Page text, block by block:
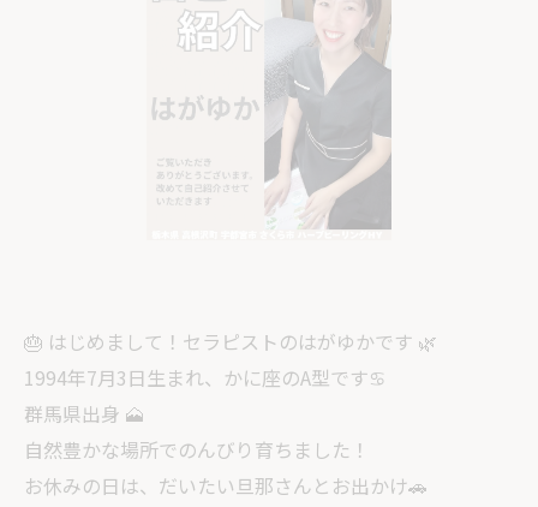
🎂 はじめまして！セラピストのはがゆかです 🌿
1994年7月3日生まれ、かに座のA型です♋️
群馬県出身 🗻
自然豊かな場所でのんびり育ちました！
お休みの日は、だいたい旦那さんとお出かけ🚗